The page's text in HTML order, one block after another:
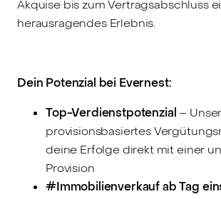
Akquise bis zum Vertragsabschluss
herausragendes Erlebnis.
Dein Potenzial bei Evernest:
Top-Verdienstpotenzial–
provisionsbasiertes
deine Erfolge direkt mit einer
Provision
#Immobilienverkauf ab Tag